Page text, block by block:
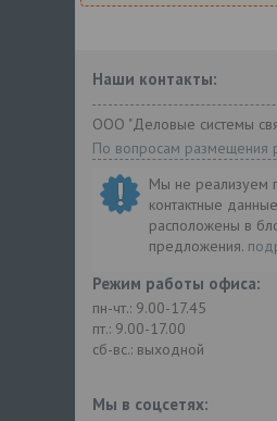
Наши контакты:
ООО "Деловые системы
По вопросам размещения
Мы не реализуем
контактные
расположены в
предложения.
Режим работы офиса:
пн-чт.: 9.00-17.45
пт.: 9.00-17.00
сб-вс.: выходной
Мы в соцсетях: